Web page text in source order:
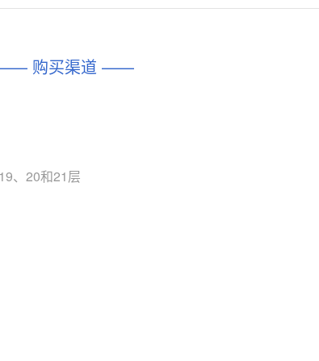
对比
相似度 44%
相似度 37%
购买渠道 ——
、20和21层